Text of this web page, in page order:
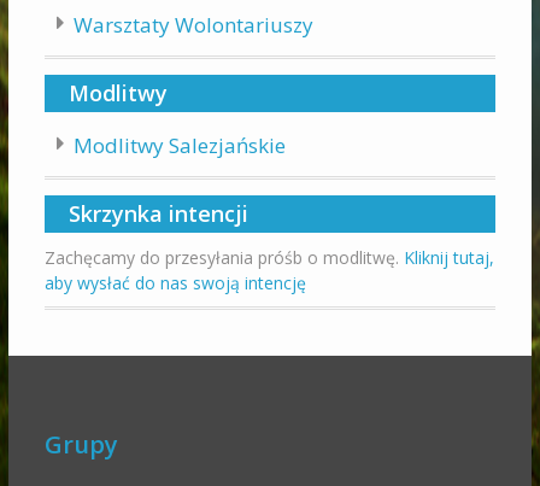
Warsztaty Wolontariuszy
Modlitwy
Modlitwy Salezjańskie
Skrzynka intencji
Zachęcamy do przesyłania próśb o modlitwę. Kliknij tutaj,
aby wysłać do nas swoją intencję
Grupy